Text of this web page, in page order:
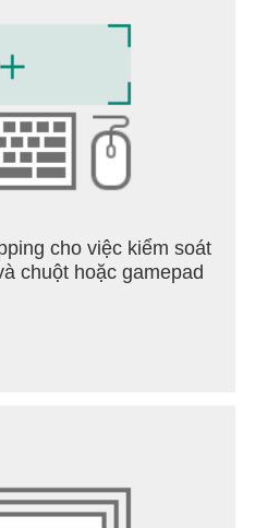
tin tức và thông tin cập
giải thưởng khác của
cho việc kiểm soát
chuột hoặc gamepad